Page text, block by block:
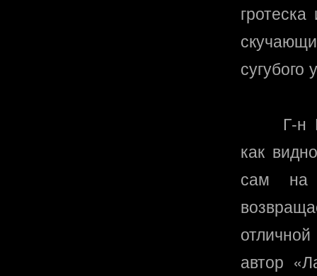
сугубого
Г-н
как
сам на
автор